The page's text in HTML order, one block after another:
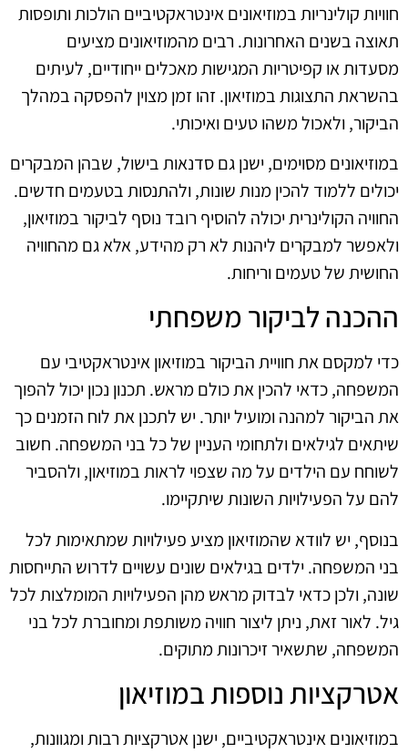
חוויות קולינריות במוזיאונים אינטראקטיביים הולכות ותופסות
תאוצה בשנים האחרונות. רבים מהמוזיאונים מציעים
מסעדות או קפיטריות המגישות מאכלים ייחודיים, לעיתים
בהשראת התצוגות במוזיאון. זהו זמן מצוין להפסקה במהלך
הביקור, ולאכול משהו טעים ואיכותי.
במוזיאונים מסוימים, ישנן גם סדנאות בישול, שבהן המבקרים
יכולים ללמוד להכין מנות שונות, ולהתנסות בטעמים חדשים.
החוויה הקולינרית יכולה להוסיף רובד נוסף לביקור במוזיאון,
ולאפשר למבקרים ליהנות לא רק מהידע, אלא גם מהחוויה
החושית של טעמים וריחות.
ההכנה לביקור משפחתי
כדי למקסם את חוויית הביקור במוזיאון אינטראקטיבי עם
המשפחה, כדאי להכין את כולם מראש. תכנון נכון יכול להפוך
את הביקור למהנה ומועיל יותר. יש לתכנן את לוח הזמנים כך
שיתאים לגילאים ולתחומי העניין של כל בני המשפחה. חשוב
לשוחח עם הילדים על מה שצפוי לראות במוזיאון, ולהסביר
להם על הפעילויות השונות שיתקיימו.
בנוסף, יש לוודא שהמוזיאון מציע פעילויות שמתאימות לכל
בני המשפחה. ילדים בגילאים שונים עשויים לדרוש התייחסות
שונה, ולכן כדאי לבדוק מראש מהן הפעילויות המומלצות לכל
גיל. לאור זאת, ניתן ליצור חוויה משותפת ומחוברת לכל בני
המשפחה, שתשאיר זיכרונות מתוקים.
אטרקציות נוספות במוזיאון
במוזיאונים אינטראקטיביים, ישנן אטרקציות רבות ומגוונות,